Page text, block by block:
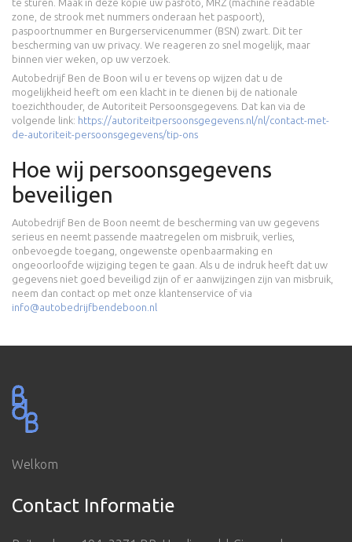
te sturen. Maak in deze kopie uw pasfoto, MRZ (machine readable
zone, de strook met nummers onderaan het paspoort),
paspoortnummer en Burgerservicenummer (BSN) zwart. Dit ter
bescherming van uw privacy. We reageren zo snel mogelijk, maar
binnen vier weken, op uw verzoek.
Autobedrijf Ben de Boon wil u er tevens op wijzen dat u de
mogelijkheid heeft om een klacht in te dienen bij de nationale
toezichthouder, de Autoriteit Persoonsgegevens. Dat kan via de
volgende link: https://autoriteitpersoonsgegevens.nl/nl/contact-met-
de-autoriteit-persoonsgegevens/tip-ons
Hoe wij persoonsgegevens
beveiligen
Autobedrijf Ben de Boon neemt de bescherming van uw gegevens
serieus en neemt passende maatregelen om misbruik, verlies,
onbevoegde toegang, ongewenste openbaarmaking en
ongeoorloofde wijziging tegen te gaan. Als u de indruk heeft dat uw
gegevens niet goed beveiligd zijn of er aanwijzingen zijn van misbruik,
neem dan contact op met onze klantenservice of via
info@autobedrijfbendeboon.nl
Welkom
Contact Informatie